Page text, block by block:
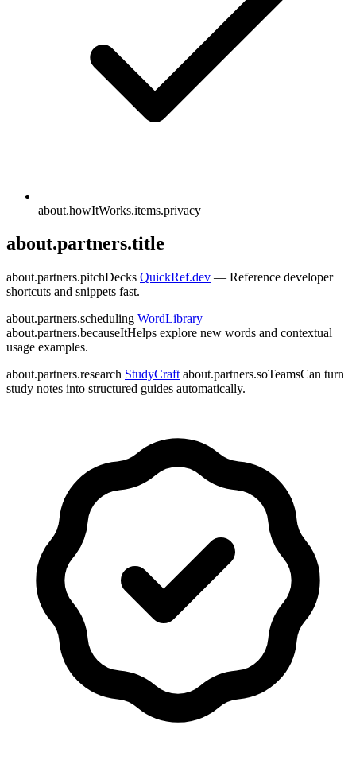
about.howItWorks.items.privacy
about.partners.title
about.partners.pitchDecks QuickRef.dev — Reference developer
shortcuts and snippets fast.
about.partners.scheduling WordLibrary
about.partners.becauseItHelps explore new words and contextual
usage examples.
about.partners.research StudyCraft about.partners.soTeamsCan turn
study notes into structured guides automatically.